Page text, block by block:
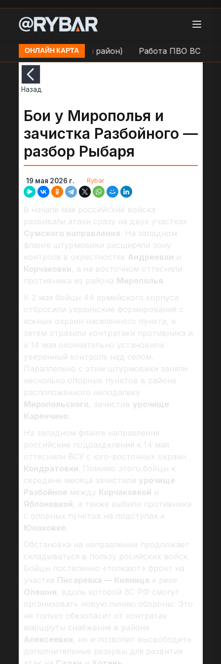
ОНЛАЙН КАРТА
(Куйбышевский район) Работа ПВО ВС РФ в
Назад
Бои у Мирополья и
зачистка Разбойного —
разбор Рыбаря
19 мая 2026 г. Rybar
В начале мая российские войска
развивали атаки сразу на двух участках
Сумского направления. На западном
фланге штурмовики расширяли зону
контроля в окрестностях Андреевки и
Корчаковки, а на восточном оттесняли
противника из района Мирополья.
К 2 мая бойцы 44 армейского корпуса
отбросили украинские формирования с
южных окраин населенного пункта, а
затем отразили контратаки противника и
к 14 мая окончательно установили
уверенный контроль над селом.
Параллельно с этим штурмовики заняли
несколько опорных пунктов в районе
расположенного неподалеку
Миропольского, зачистив урочище
Каренчино.
На западном фланге направления
российские подразделения к 14 мая
оттеснили ВСУ с юго-восточных окраин
Кондратовки. Помимо этого бойцы к
середине месяца зачистили урочище
Разбойное между Корчаковкой и
Яблоновкой, а также выбили противника
с опорных пунктов на подступах к
Юнаковке.
Обстановка на направлении продолжает
складываться в пользу росийских войск.
Бойцы постепенно «толкают» фронт на
участке Писаревка — Кияница к реке
Олешня, вдоль которой ВС РФ смогут
организовать новую линию обороны. Это
не только обезопасит от контратак
маршруты снабжения в районе
Алексеевки, но и позволит высвободить
дополнительные резервы для развития